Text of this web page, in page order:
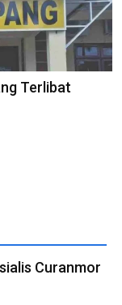
Terlibat
Curanmor